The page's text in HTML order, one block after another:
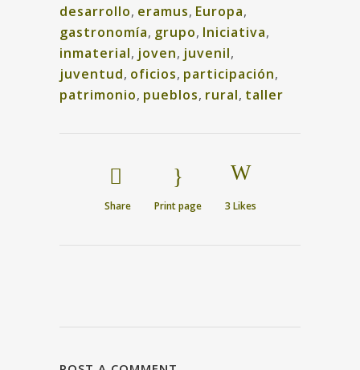
desarrollo, eramus, Europa,
gastronomía, grupo, Iniciativa,
inmaterial, joven, juvenil,
juventud, oficios, participación,
patrimonio, pueblos, rural, taller
Share Print page 3 Likes